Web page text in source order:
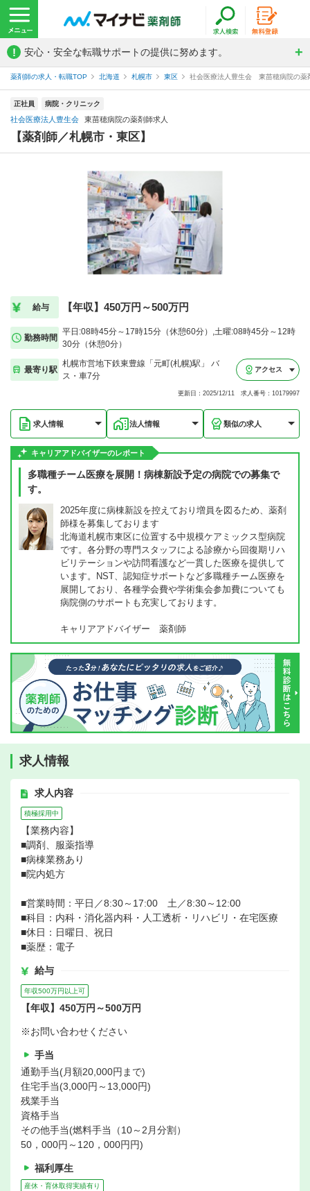
! 安心・安全な転職サポートの提供に努めます。
薬剤師の求人・転職TOP 北海道 札幌市 東区 社会医療法人豊生会 東苗穂病院の薬
正社員 病院・クリニック
社会医療法人豊生会 東苗穂病院の薬剤師求人
【薬剤師／札幌市・東区】
給与 【年収】450万円～500万円
勤務時間
平日:08時45分～17時15分（休憩60分）,土曜:08時45分～12時
30分（休憩0分）
最寄り駅
札幌市営地下鉄東豊線「元町(札幌)駅」 バ
ス・車7分
アクセス
更新日：2025/12/11 求人番号：10179997
求人情報 法人情報 類似の求人
キャリアアドバイザーのレポート
多職種チーム医療を展開！病棟新設予定の病院での募集で
す。
2025年度に病棟新設を控えており増員を図るため、薬剤
師様を募集しております
北海道札幌市東区に位置する中規模ケアミックス型病院
です。各分野の専門スタッフによる診療から回復期リハ
ビリテーションや訪問看護など一貫した医療を提供して
います。NST、認知症サポートなど多職種チーム医療を
展開しており、各種学会費や学術集会参加費についても
病院側のサポートも充実しております。
キャリアアドバイザー 薬剤師
求人情報
求人内容
積極採用中
【業務内容】
■調剤、服薬指導
■病棟業務あり
■院内処方
■営業時間：平日／8:30～17:00 土／8:30～12:00
■科目：内科・消化器内科・人工透析・リハビリ・在宅医療
■休日：日曜日、祝日
■薬歴：電子
給与
年収500万円以上可
【年収】450万円～500万円
※お問い合わせください
手当
通勤手当(月額20,000円まで)
住宅手当(3,000円～13,000円)
残業手当
資格手当
その他手当(燃料手当（10～2月分割）
50，000円～120，000円円)
福利厚生
産休・育休取得実績有り